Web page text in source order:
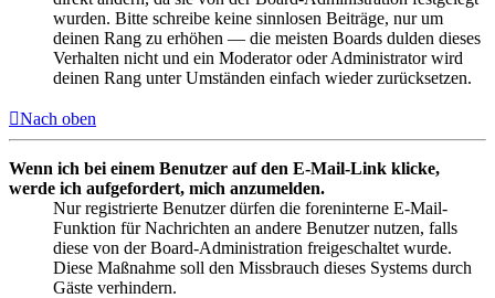
wurden. Bitte schreibe keine sinnlosen Beiträge, nur um
deinen Rang zu erhöhen — die meisten Boards dulden dieses
Verhalten nicht und ein Moderator oder Administrator wird
deinen Rang unter Umständen einfach wieder zurücksetzen.
Nach oben
Wenn ich bei einem Benutzer auf den E-Mail-Link klicke,
werde ich aufgefordert, mich anzumelden.
Nur registrierte Benutzer dürfen die foreninterne E-Mail-
Funktion für Nachrichten an andere Benutzer nutzen, falls
diese von der Board-Administration freigeschaltet wurde.
Diese Maßnahme soll den Missbrauch dieses Systems durch
Gäste verhindern.